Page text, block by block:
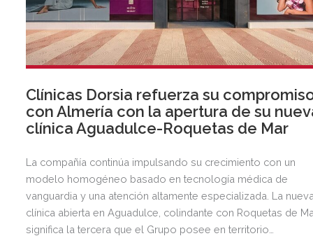
Clínicas Dorsia refuerza su
con Almería con la apertura de su
clínica Aguadulce-Roquetas de Mar
La compañía continúa impulsando su crecimiento con un
modelo homogéneo basado en tecnología médica de
vanguardia y una atención altamente especializada. La
clínica abierta en Aguadulce, colindante con Roquetas de
significa la tercera que el Grupo posee en territorio